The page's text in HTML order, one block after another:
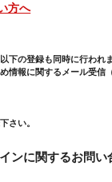
方へ
下の登録も同時に行われま
情報に関するメール受信
さい。
ンに関するお問い